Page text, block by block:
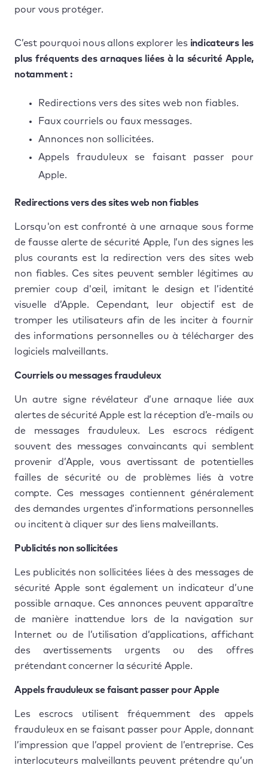
pour vous protéger.
C’est pourquoi nous allons explorer les indicateurs les
plus fréquents des arnaques liées à la sécurité Apple,
notamment :
Redirections vers des sites web non fiables.
Faux courriels ou faux messages.
Annonces non sollicitées.
Appels frauduleux se faisant passer pour
Apple.
Redirections vers des sites web non fiables
Lorsqu'on est confronté à une arnaque sous forme
de fausse alerte de sécurité Apple, l’un des signes les
plus courants est la redirection vers des sites web
non fiables. Ces sites peuvent sembler légitimes au
premier coup d'œil, imitant le design et l’identité
visuelle d’Apple. Cependant, leur objectif est de
tromper les utilisateurs afin de les inciter à fournir
des informations personnelles ou à télécharger des
logiciels malveillants.
Courriels ou messages frauduleux
Un autre signe révélateur d’une arnaque liée aux
alertes de sécurité Apple est la réception d’e-mails ou
de messages frauduleux. Les escrocs rédigent
souvent des messages convaincants qui semblent
provenir d’Apple, vous avertissant de potentielles
failles de sécurité ou de problèmes liés à votre
compte. Ces messages contiennent généralement
des demandes urgentes d’informations personnelles
ou incitent à cliquer sur des liens malveillants.
Publicités non sollicitées
Les publicités non sollicitées liées à des messages de
sécurité Apple sont également un indicateur d’une
possible arnaque. Ces annonces peuvent apparaître
de manière inattendue lors de la navigation sur
Internet ou de l’utilisation d’applications, affichant
des avertissements urgents ou des offres
prétendant concerner la sécurité Apple.
Appels frauduleux se faisant passer pour Apple
Les escrocs utilisent fréquemment des appels
frauduleux en se faisant passer pour Apple, donnant
l’impression que l’appel provient de l’entreprise. Ces
interlocuteurs malveillants peuvent prétendre qu’un